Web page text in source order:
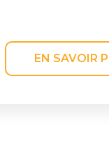
EN SAVOIR